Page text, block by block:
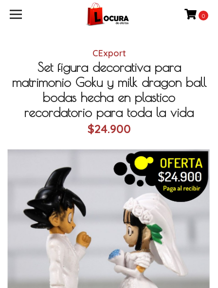
0
CExport
Set figura decorativa para
matrimonio Goku y milk dragon ball
bodas hecha en plastico
recordatorio para toda la vida
$24.900